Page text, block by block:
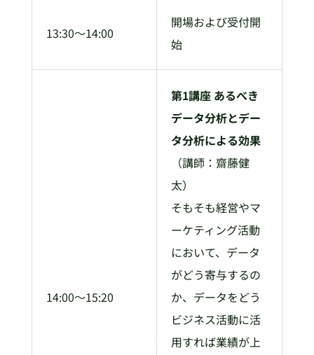
13:30～14:00
開場および受付開
始
14:00～15:20
第1講座 あるべき
データ分析とデー
タ分析による効果
（講師：齋藤健
太）
そもそも経営やマ
ーケティング活動
において、データ
がどう寄与するの
か、データをどう
ビジネス活動に活
用すれば業績が上